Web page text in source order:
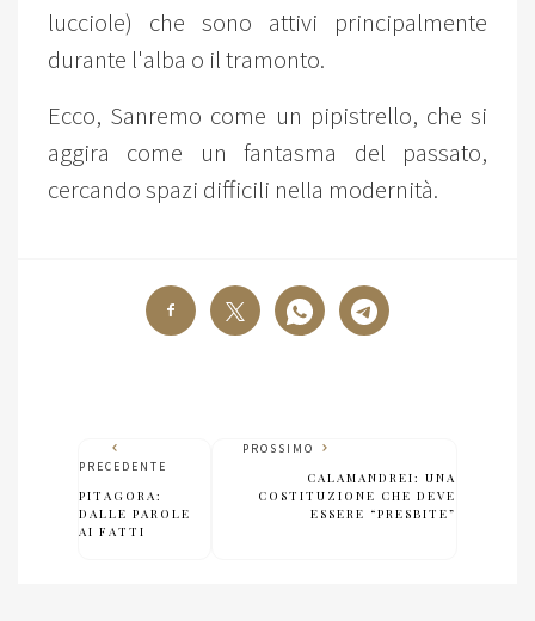
lucciole) che sono attivi principalmente
durante l'alba o il tramonto.
Ecco, Sanremo come un pipistrello, che si
aggira come un fantasma del passato,
cercando spazi difficili nella modernità.
PRECEDENTE
PITAGORA:
DALLE PAROLE
AI FATTI
PROSSIMO
CALAMANDREI: UNA
COSTITUZIONE CHE DEVE
ESSERE “PRESBITE”